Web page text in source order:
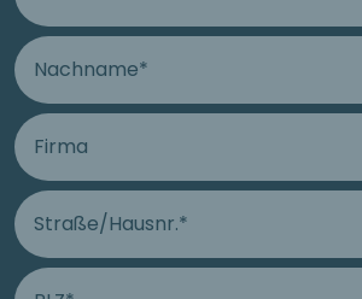
Nachname
Firma
Straße und Hausnummer
PLZ Anschluss